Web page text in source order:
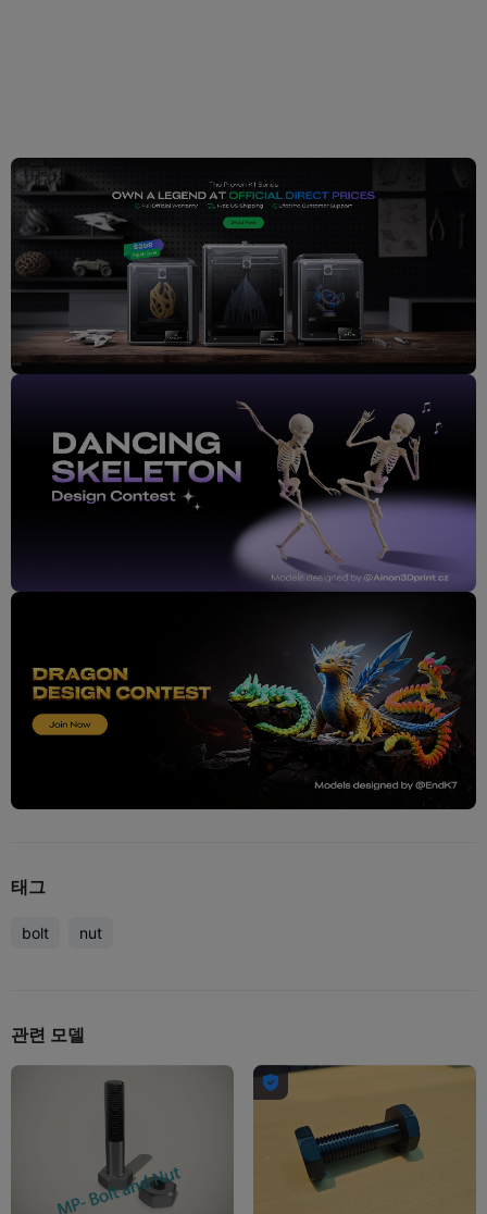
태그
bolt nut
관련 모델
